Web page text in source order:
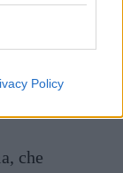
Policy
che